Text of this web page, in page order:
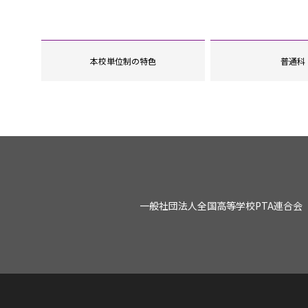
本校単位制の特色 普通科
一般社団法人全国高等学校PTA連合会